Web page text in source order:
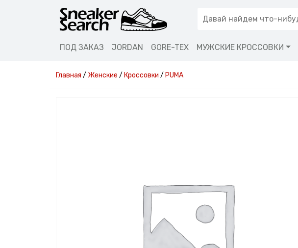
ПОД ЗАКАЗ JORDAN GORE-TEX МУЖСКИЕ КРОССОВКИ
Главная / Женские / Кроссовки / PUMA